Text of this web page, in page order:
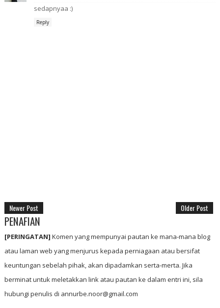
sedapnyaa :)
Reply
Newer Post Older Post
PENAFIAN
[PERINGATAN] Komen yang mempunyai pautan ke mana-mana blog
atau laman web yang menjurus kepada perniagaan atau bersifat
keuntungan sebelah pihak, akan dipadamkan serta-merta. Jika
berminat untuk meletakkan link atau pautan ke dalam entri ini, sila
hubungi penulis di annurbe.noor@gmail.com